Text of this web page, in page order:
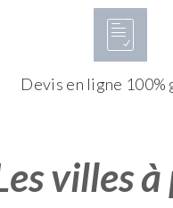
Devis en ligne
villes